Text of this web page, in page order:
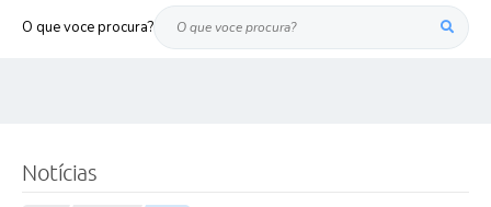
O que voce procura?
Notícias